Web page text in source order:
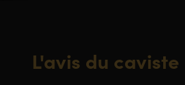
L'avis du caviste